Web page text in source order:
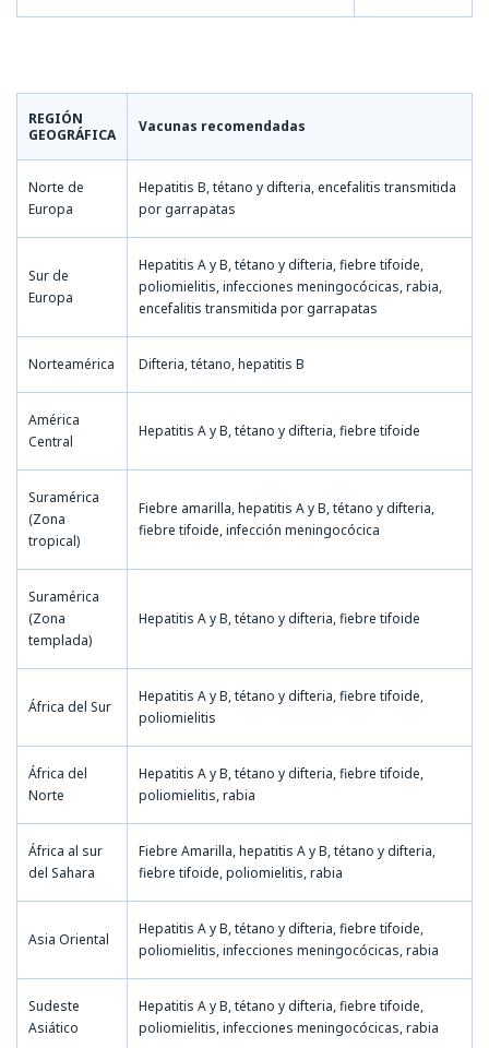
REGIÓN
GEOGRÁFICA
Vacunas recomendadas
Norte de
Europa
Hepatitis B, tétano y difteria, encefalitis transmitida
por garrapatas
Sur de
Europa
Hepatitis A y B, tétano y difteria, fiebre tifoide,
poliomielitis, infecciones meningocócicas, rabia,
encefalitis transmitida por garrapatas
Norteamérica Difteria, tétano, hepatitis B
América
Central
Hepatitis A y B, tétano y difteria, fiebre tifoide
Suramérica
(Zona
tropical)
Fiebre amarilla, hepatitis A y B, tétano y difteria,
fiebre tifoide, infección meningocócica
Suramérica
(Zona
templada)
Hepatitis A y B, tétano y difteria, fiebre tifoide
África del Sur
Hepatitis A y B, tétano y difteria, fiebre tifoide,
poliomielitis
África del
Norte
Hepatitis A y B, tétano y difteria, fiebre tifoide,
poliomielitis, rabia
África al sur
del Sahara
Fiebre Amarilla, hepatitis A y B, tétano y difteria,
fiebre tifoide, poliomielitis, rabia
Asia Oriental
Hepatitis A y B, tétano y difteria, fiebre tifoide,
poliomielitis, infecciones meningocócicas, rabia
Sudeste
Asiático
Hepatitis A y B, tétano y difteria, fiebre tifoide,
poliomielitis, infecciones meningocócicas, rabia